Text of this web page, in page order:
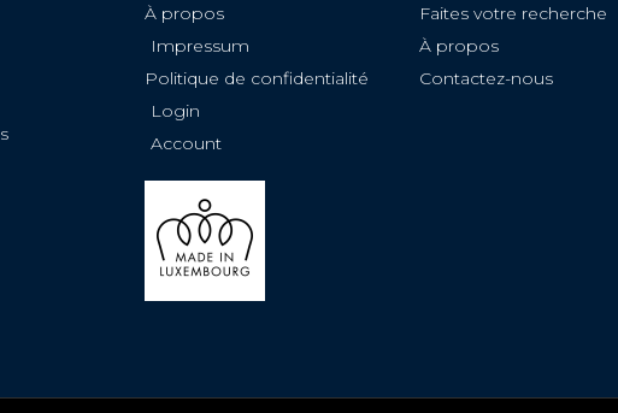
À propos
Impressum
Politique de confidentialité
Login
Account
Faites votre recherche
À propos
Contactez-nous